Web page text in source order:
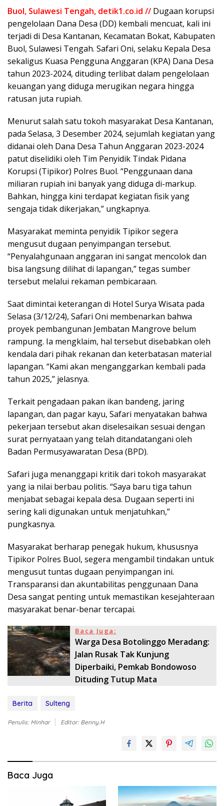
Buol, Sulawesi Tengah, detik1.co.id // Dugaan korupsi
pengelolaan Dana Desa (DD) kembali mencuat, kali ini
terjadi di Desa Kantanan, Kecamatan Bokat, Kabupaten
Buol, Sulawesi Tengah. Safari Oni, selaku Kepala Desa
sekaligus Kuasa Pengguna Anggaran (KPA) Dana Desa
tahun 2023-2024, dituding terlibat dalam pengelolaan
keuangan yang diduga merugikan negara hingga
ratusan juta rupiah.
Menurut salah satu tokoh masyarakat Desa Kantanan,
pada Selasa, 3 Desember 2024, sejumlah kegiatan yang
didanai oleh Dana Desa Tahun Anggaran 2023-2024
patut diselidiki oleh Tim Penyidik Tindak Pidana
Korupsi (Tipikor) Polres Buol. “Penggunaan dana
miliaran rupiah ini banyak yang diduga di-markup.
Bahkan, hingga kini terdapat kegiatan fisik yang
sengaja tidak dikerjakan,” ungkapnya.
Masyarakat meminta penyidik Tipikor segera
mengusut dugaan penyimpangan tersebut.
“Penyalahgunaan anggaran ini sangat mencolok dan
bisa langsung dilihat di lapangan,” tegas sumber
tersebut melalui rekaman pembicaraan.
Saat dimintai keterangan di Hotel Surya Wisata pada
Selasa (3/12/24), Safari Oni membenarkan bahwa
proyek pembangunan Jembatan Mangrove belum
rampung. Ia mengklaim, hal tersebut disebabkan oleh
kendala dari pihak rekanan dan keterbatasan material
lapangan. “Kami akan menganggarkan kembali pada
tahun 2025,” jelasnya.
Terkait pengadaan pakan ikan bandeng, jaring
lapangan, dan pagar kayu, Safari menyatakan bahwa
pekerjaan tersebut akan diselesaikan sesuai dengan
surat pernyataan yang telah ditandatangani oleh
Badan Permusyawaratan Desa (BPD).
Safari juga menanggapi kritik dari tokoh masyarakat
yang ia nilai berbau politis. “Saya baru tiga tahun
menjabat sebagai kepala desa. Dugaan seperti ini
sering kali digunakan untuk menjatuhkan,”
pungkasnya.
Masyarakat berharap penegak hukum, khususnya
Tipikor Polres Buol, segera mengambil tindakan untuk
mengusut tuntas dugaan penyimpangan ini.
Transparansi dan akuntabilitas penggunaan Dana
Desa sangat penting untuk memastikan kesejahteraan
masyarakat benar-benar tercapai.
Baca Juga:
Warga Desa Botolinggo Meradang:
Jalan Rusak Tak Kunjung
Diperbaiki, Pemkab Bondowoso
Dituding Tutup Mata
Berita Sulteng
Penulis: Minhar Editor: Benny.H
Baca Juga